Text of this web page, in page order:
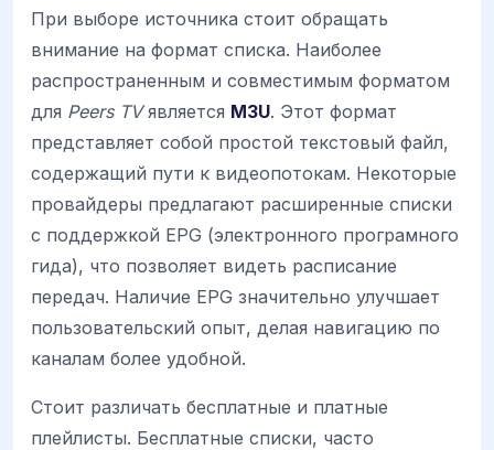
При выборе источника стоит обращать
внимание на формат списка. Наиболее
распространенным и совместимым форматом
для Peers TVявляется M3U. Этот формат
представляет собой простой текстовый файл,
содержащий пути к видеопотокам. Некоторые
провайдеры предлагают расширенные списки
с поддержкой EPG (электронного програмного
гида), что позволяет видеть расписание
передач. Наличие EPG значительно улучшает
пользовательский опыт, делая навигацию по
каналам более удобной.
Стоит различать бесплатные и платные
плейлисты. Бесплатные списки, часто